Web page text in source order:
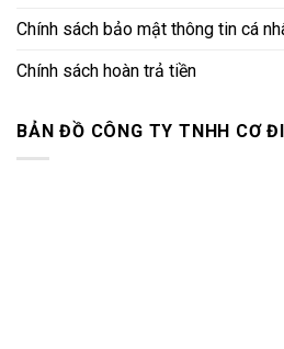
Chính sách bảo mật thông tin cá
Chính sách hoàn trả tiền
BẢN ĐỒ CÔNG TY TNHH CƠ